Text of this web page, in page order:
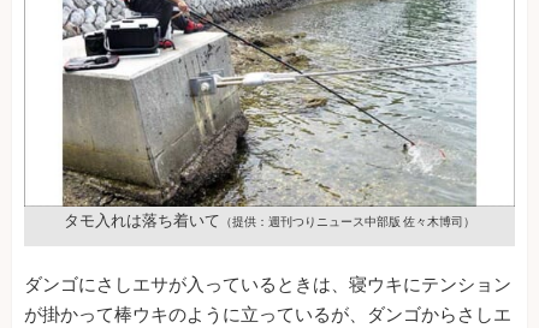
タモ入れは落ち着いて （提供：週刊つりニュース中部版 佐々木博司）
ダンゴにさしエサが入っているときは、寝ウキにテンション
が掛かって棒ウキのように立っているが、ダンゴからさしエ